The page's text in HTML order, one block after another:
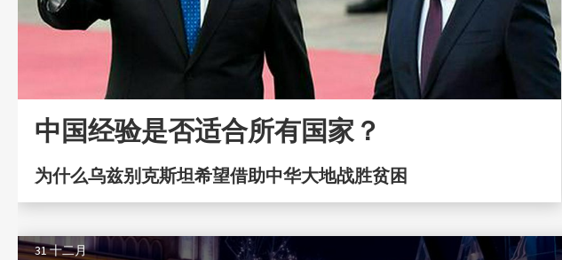
中国经验是否适合所有国家？
为什么乌兹别克斯坦希望借助中华大地战胜贫困
31 十二月